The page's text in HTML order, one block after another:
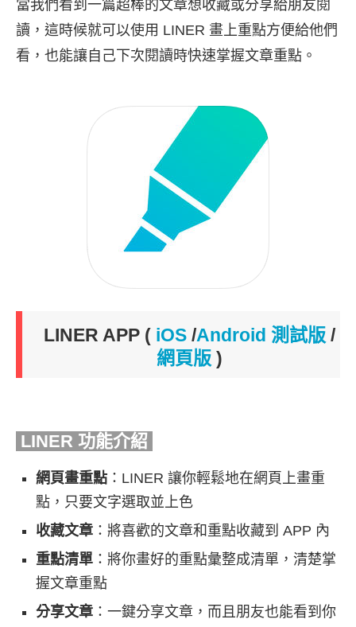
當我們看到一篇超棒的文章想收藏或分享給朋友閱
讀，這時候就可以使用 LINER 畫上重點方便給他們
看，也能讓自己下次閱讀時快速掌握文章重點。
LINER APP ( iOS /Android 測試版/
網頁版)
LINER 功能介紹
網頁畫重點 ：LINER 讓你輕鬆地在網頁上畫重
點，只要文字選取並上色
收藏文章 ：將喜歡的文章和重點收藏到 APP 內
重點清單 ：將你畫好的重點彙整成清單，清楚掌
握文章重點
分享文章 ：一鍵分享文章，而且朋友也能看到你